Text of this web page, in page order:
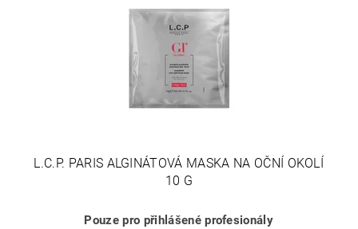
L.C.P. PARIS ALGINÁTOVÁ MASKA NA OČNÍ OKOLÍ
10 G
Pouze pro přihlášené profesionály